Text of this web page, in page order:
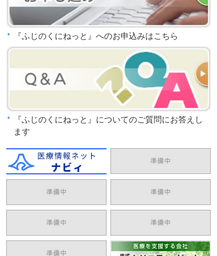
『ふじのくにねっと』へのお申込みはこちら
『ふじのくにねっと』についてのご質問にお答えし
ます